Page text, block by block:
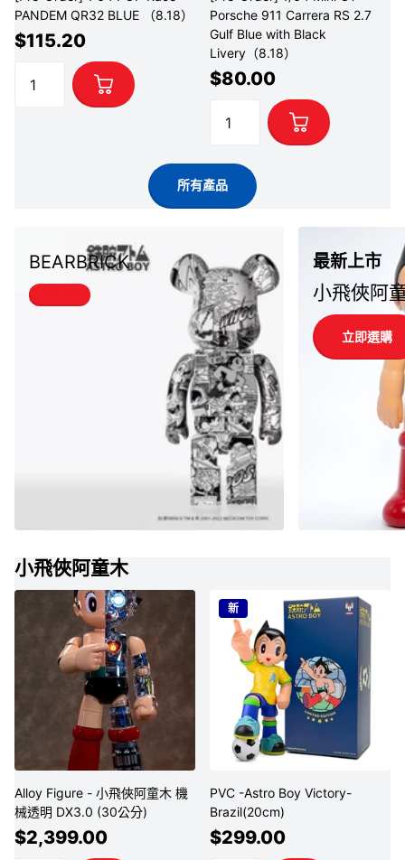
PANDEM QR32 BLUE （8.18）
$115.20
Porsche 911 Carrera RS 2.7
Gulf Blue with Black
Livery（8.18）
$80.00
所有產品
BEARBRICK
立即選購
最新上市
小飛俠阿
立即選購
小飛俠阿童木
Alloy Figure - 小飛俠阿童木 機
械透明 DX3.0 (30公分)
$2,399.00
新
PVC -Astro Boy Victory-
Brazil(20cm)
$299.00